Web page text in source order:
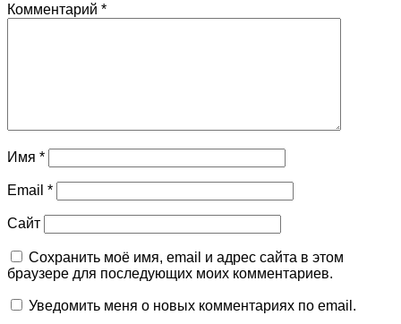
Комментарий *
Имя *
Email *
Сайт
Сохранить моё имя, email и адрес сайта в этом
браузере для последующих моих комментариев.
Уведомить меня о новых комментариях по email.